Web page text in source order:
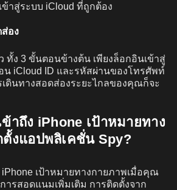
าสู่ระบบ iCloud ที่ถูกต้อง
อง
ทั้ง 3 ขั้นตอนข้างต้น เพียงล็อกอินเข้าสู่
iCloud ID และรหัสผ่านของโทรศัพท์
ดินทางสอดส่องระยะไกลของคุณก็จะ
าถึง iPhone เป้าหมายทาง
งแอปพลิเคชั่น Spy?
เป้าหมายทางกายภาพเมื่อคุณ
รสอดแนมเพิ่มเติม การติดตั้งจาก